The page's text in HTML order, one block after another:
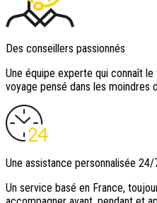
Des conseillers passionnés
Une équipe experte qui connaît
voyage pensé dans les moindres
Une assistance personnalisée 24/
Un service basé en France,